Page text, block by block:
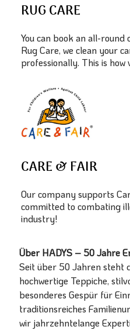
RUG CARE
You can book an all-round
Rug Care, we clean your
professionally. This is
CARE & FAIR
Our company supports
committed to combating
industry!
Über HADYS – 50 Jahre
Seit über 50 Jahren steht
hochwertige Teppiche,
besonderes Gespür für
traditionsreiches
wir jahrzehntelange